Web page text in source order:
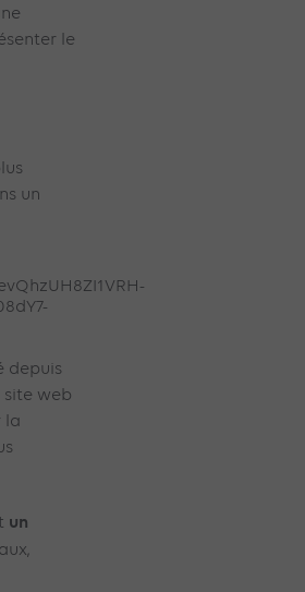
le
un
depuis
site web
la
un